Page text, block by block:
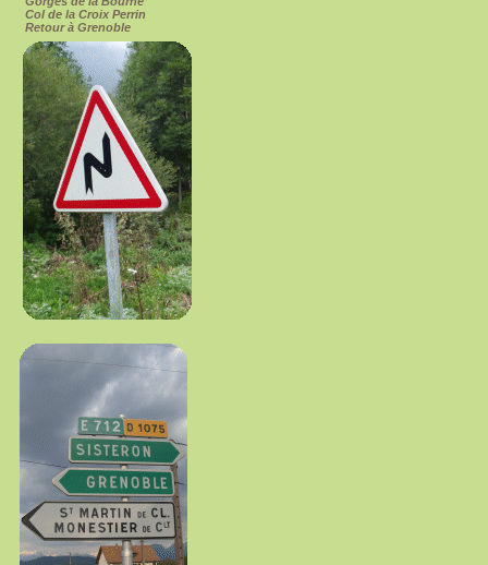
Col de la Croix Perrin
Retour à Grenoble